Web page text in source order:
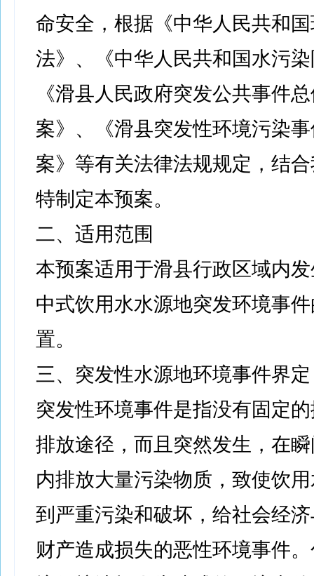
命安全，根据《中华人民共和
法》、《中华人民共和国水污
《滑县人民政府突发公共事件
案》、《滑县突发性环境污染
案》等有关法律法规规定，结
特制定本预案。
二、适用范围
本预案适用于滑县行政区域内
中式饮用水水源地突发环境事
置。
三、突发性水源地环境事件界定
突发性环境事件是指没有固定
排放途径，而且突然发生，在
内排放大量污染物质，致使饮
到严重污染和破坏，给社会经
财产造成损失的恶性环境事件